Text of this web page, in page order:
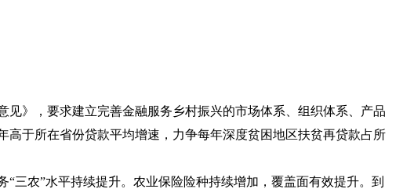
》，要求建立完善金融服务乡村振兴的市场体系、组织体系、产品
于所在省份贷款平均增速，力争每年深度贫困地区扶贫再贷款占所
农”水平持续提升。农业保险险种持续增加，覆盖面有效提升。到